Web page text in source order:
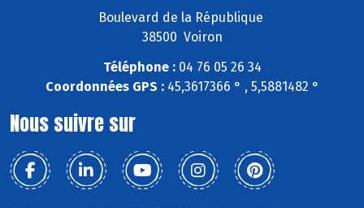
Boulevard de la République
38500 Voiron
Téléphone :04 76 05 26 34
Coordonnées GPS :45,3617366 ° , 5,5881482 °
Nous suivre sur